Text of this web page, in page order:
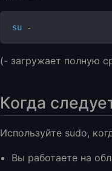
su -
(- загружает полную
Когда
Используйте sudo,
Вы работаете на